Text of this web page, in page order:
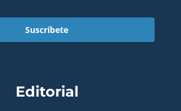
Suscríbete
Editorial